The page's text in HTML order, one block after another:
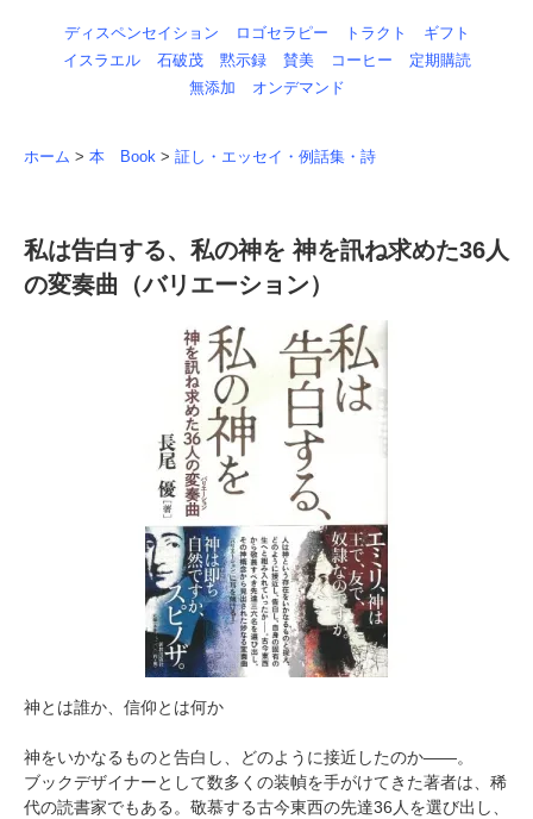
ディスペンセイション ロゴセラピー トラクト
ギフト
イスラエル
石破茂 黙示録 賛美 コーヒー
定期購読
無添加
オンデマンド
ホーム > 本 Book > 証し・エッセイ・例話集・詩
私は告白する、私の神を 神を訊ね求めた36人
の変奏曲（バリエーション）
神とは誰か、信仰とは何か
神をいかなるものと告白し、どのように接近したのか――。
ブックデザイナーとして数多くの装幀を手がけてきた著者は、稀
代の読書家でもある。敬慕する古今東西の先達36人を選び出し、